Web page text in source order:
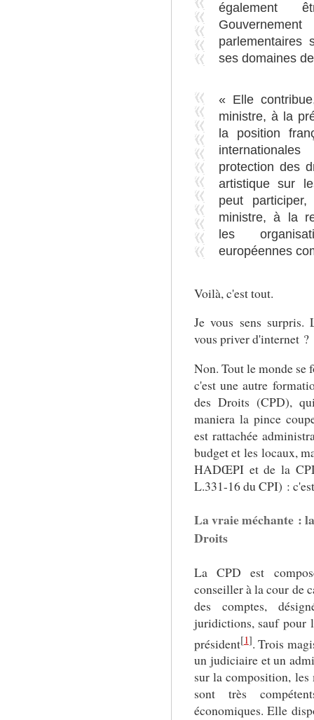
également
parlementaires
ses domaines
« Elle
ministre, à la
la position
protection des
artistique sur
peut
ministre, à la
les
européennes
Voilà, c'est tout.
Je vous sens
vous priver d'internet ?
Non. Tout le monde
c'est une autre
des Droits (CPD),
maniera la pince
est rattachée
budget et les locaux,
HADŒPI et de la
L.331-16 du CPI) :
La vraie méchante :
Droits
La CPD est
conseiller à la cour de
des comptes,
juridictions, sauf pour
président[1]. Trois
un judiciaire et un
sur la composition, les
sont très
économiques. Elle